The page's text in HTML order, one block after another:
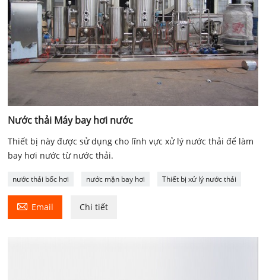
Nước thải Máy bay hơi nước
Thiết bị này được sử dụng cho lĩnh vực xử lý nước thải để làm
bay hơi nước từ nước thải.
nước thải bốc hơi nước mặn bay hơi Thiết bị xử lý nước thải
 Email Chi tiết